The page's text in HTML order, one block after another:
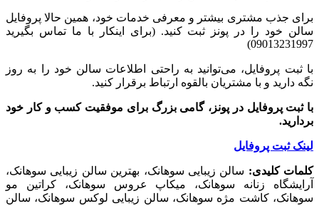
برای جذب مشتری بیشتر و معرفی خدمات خود، همین حالا پروفایل
سالن خود را در پونز ثبت کنید. (برای اینکار با ما تماس بگیرید
09013231997)
با ثبت پروفایل، می‌توانید به راحتی اطلاعات سالن خود را به روز
نگه دارید و با مشتریان بالقوه ارتباط برقرار کنید.
با ثبت پروفایل در پونز، گامی بزرگ برای موفقیت کسب و کار خود
بردارید.
لینک ثبت پروفایل
کلمات کلیدی: سالن زیبایی سوهانک، بهترین سالن زیبایی سوهانک،
آرایشگاه زنانه سوهانک، میکاپ عروس سوهانک، کراتین مو
سوهانک، کاشت مژه سوهانک، سالن زیبایی لوکس سوهانک، سالن